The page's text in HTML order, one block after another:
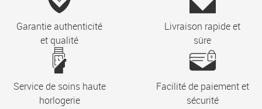
Garantie authenticité
et qualité
Livraison rapide et
sûre
Service de soins haute
horlogerie
Facilité de paiement et
sécurité